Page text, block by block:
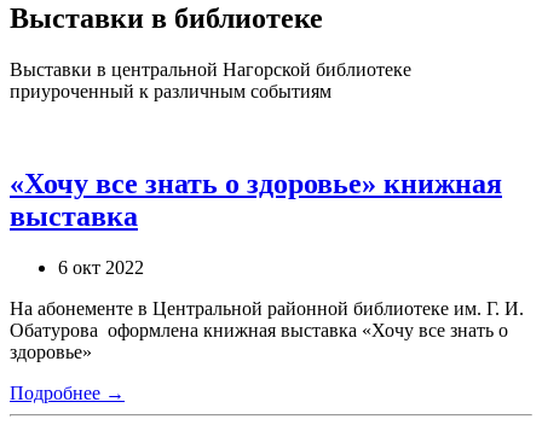
Выставки в библиотеке
Выставки в центральной Нагорской библиотеке
приуроченный к различным событиям
«Хочу все знать о здоровье» книжная
выставка
6 окт 2022
На абонементе в Центральной районной библиотеке им. Г. И.
Обатурова оформлена книжная выставка «Хочу все знать о
здоровье»
Подробнее →